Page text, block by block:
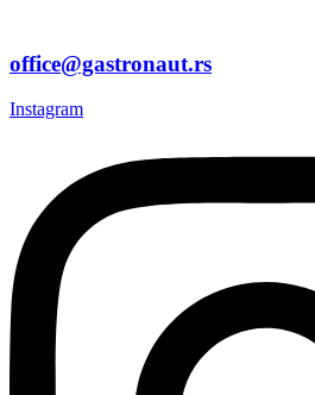
office@gastronaut.rs
Instagram